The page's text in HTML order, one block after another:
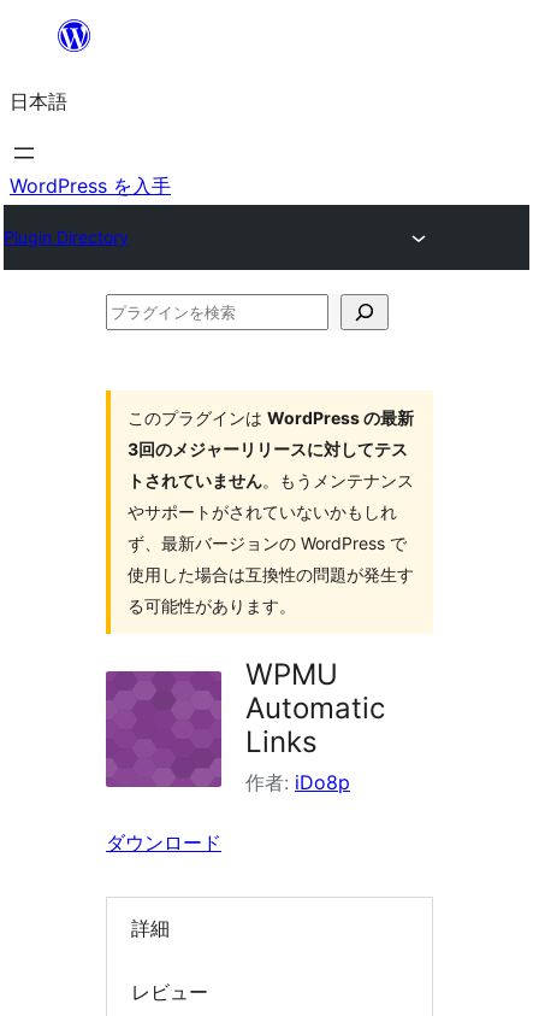
を
ス
キ
プ
日本語
WordPress を入手
Plugin Directory
プ
このプラグインは WordPress の最新
3回のメジャーリリースに対してテス
トされていません。もうメンテナンス
やサポートがされていないかもしれ
ず、最新バージョンの WordPress で
使用した場合は互換性の問題が発生す
る可能性があります。
WPMU
Automatic
Links
作者: iDo8p
ダウンロード
詳細
レビュー